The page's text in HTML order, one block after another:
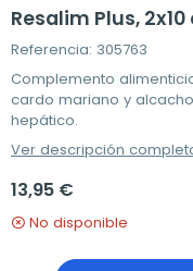
Resalim Plus,
Referencia: 305763
Complemento
cardo mariano y
hepático.
Ver descripción
13,95 €
No disponible